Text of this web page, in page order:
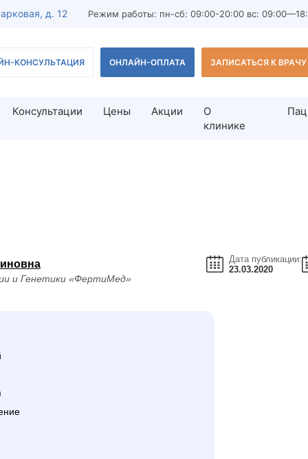
д. 12 Режим работы: пн-сб: 09:00-20:00 вс:
КОНСУЛЬТАЦИЯ ОНЛАЙН-ОПЛАТА ЗАПИСАТЬСЯ К ВРАЧУ
мужского бесплодия
УЗИ
брюшной полости
Консультации Цены Акции
О
клинике
и Генетики «ФертиМед»
Дата публикации:
23.03.2020